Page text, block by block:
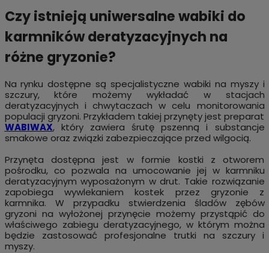
Czy istnieją uniwersalne wabiki do
karmników deratyzacyjnych na
różne gryzonie?
Na rynku dostępne są specjalistyczne wabiki na myszy i
szczury, które możemy wykładać w stacjach
deratyzacyjnych i chwytaczach w celu monitorowania
populacji gryzoni. Przykładem takiej przynęty jest preparat
WABIWAX, który zawiera śrutę pszenną i substancje
smakowe oraz związki zabezpieczające przed wilgocią.
Przynęta dostępna jest w formie kostki z otworem
pośrodku, co pozwala na umocowanie jej w karmniku
deratyzacyjnym wyposażonym w drut. Takie rozwiązanie
zapobiega wywlekaniem kostek przez gryzonie z
karmnika. W przypadku stwierdzenia śladów zębów
gryzoni na wyłożonej przynęcie możemy przystąpić do
właściwego zabiegu deratyzacyjnego, w którym można
będzie zastosować profesjonalne trutki na szczury i
myszy.